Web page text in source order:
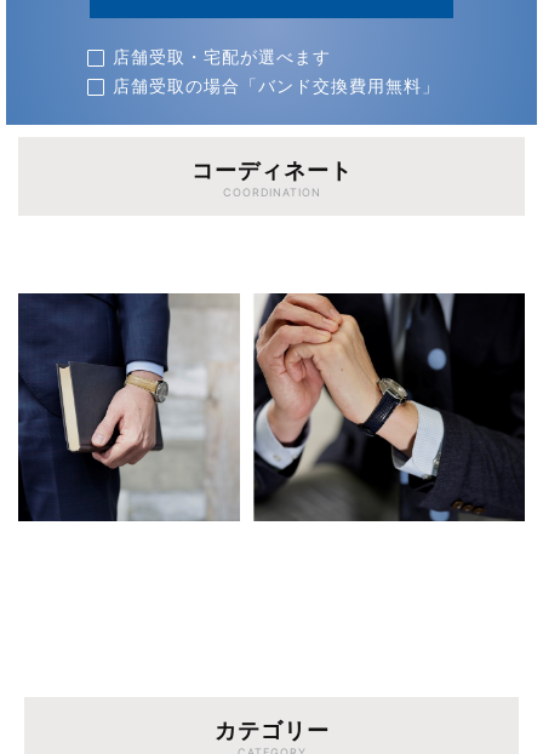
店舗受取・宅配が選べます
店舗受取の場合「バンド交換費用無料」
コーディネート
COORDINATION
カテゴリー